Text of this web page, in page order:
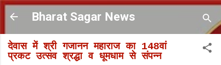
Skip to main content
Bharat Sagar News
देवास में श्री गजानन महाराज का 148वां
प्रकट उत्सव श्रद्धा व धूमधाम से संपन्न